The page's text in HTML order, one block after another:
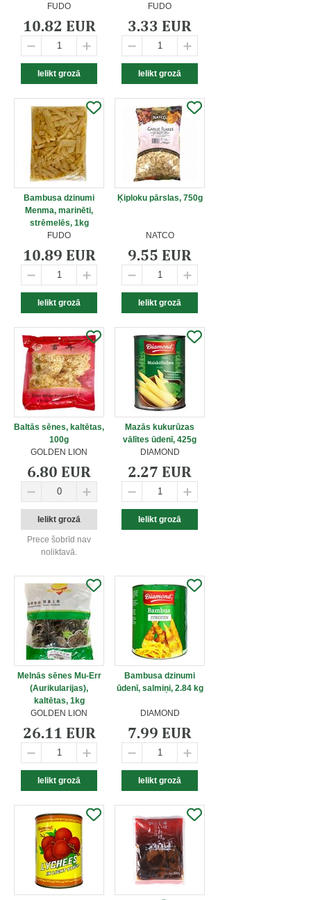
FUDO
10.82 EUR
FUDO
3.33 EUR
Bambusa dzinumi
Menma, marinēti,
strēmelēs, 1kg
FUDO
10.89 EUR
Ķiploku pārslas, 750g
NATCO
9.55 EUR
Baltās sēnes, kaltētas,
100g
GOLDEN LION
6.80 EUR
Prece šobrīd nav
noliktavā.
Mazās kukurūzas
vālītes ūdenī, 425g
DIAMOND
2.27 EUR
Melnās sēnes Mu-Err
(Aurikularijas),
kaltētas, 1kg
GOLDEN LION
26.11 EUR
Bambusa dzinumi
ūdenī, salmiņi, 2.84 kg
DIAMOND
7.99 EUR